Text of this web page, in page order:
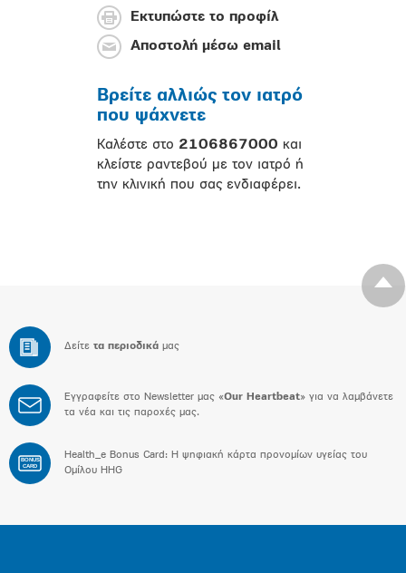
Εκτυπώστε το προφίλ
Αποστολή μέσω email
Βρείτε αλλιώς τον ιατρό
που ψάχνετε
Καλέστε στο 2106867000 και
κλείστε ραντεβού με τον ιατρό ή
την κλινική που σας ενδιαφέρει.
Δείτε τα περιοδικά μας
Εγγραφείτε στο Newsletter μας «Our Heartbeat» για να λαμβάνετε
τα νέα και τις παροχές μας.
BONUS
CARD
Health_e Bonus Card: H ψηφιακή κάρτα προνομίων υγείας του
Ομίλου HHG